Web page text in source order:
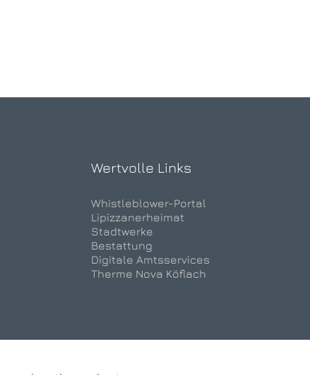
Wertvolle Links
Whistleblower-Portal
Lipizzanerheimat
Stadtwerke
Bestattung
Digitale Amtsservices
Therme Nova Köflach